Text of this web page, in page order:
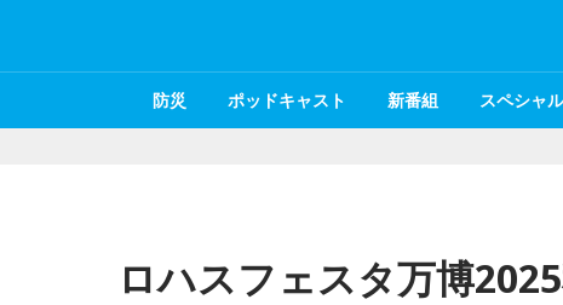
防災 ポッドキャスト 新番組 スペシャ
ロハスフェスタ万博